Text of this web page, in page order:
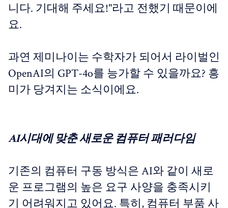
니다. 기대해 주세요!"라고 전했기 때문이에
요.
과연 제미나이는 수학자가 되어서 라이벌인
OpenAI의 GPT-4o를 능가할 수 있을까요? 흥
미가 당겨지는 소식이에요.
AI시대에 맞춘 새로운 컴퓨터 패러다임
기존의 컴퓨터 구동 방식은 AI와 같이 새로
운 프로그램의 높은 요구 사양을 충족시키
기 어려워지고 있어요. 특히, 컴퓨터 부품 사